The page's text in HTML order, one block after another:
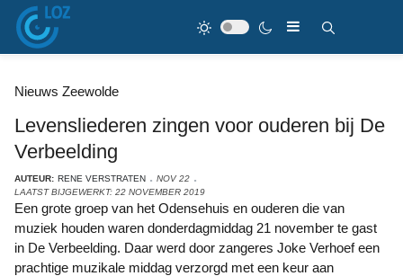
Nieuws Zeewolde
Levensliederen zingen voor ouderen bij De
Verbeelding
AUTEUR: RENE VERSTRATEN
NOV 22
LAATST BIJGEWERKT: 22 NOVEMBER 2019
Een grote groep van het Odensehuis en ouderen die van
muziek houden waren donderdagmiddag 21 november te gast
in De Verbeelding. Daar werd door zangeres Joke Verhoef een
prachtige muzikale middag verzorgd met een keur aan